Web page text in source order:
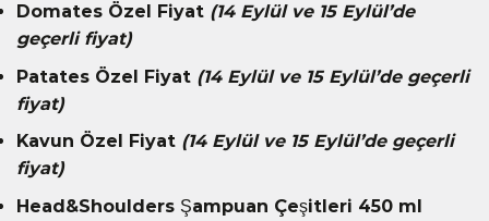
Domates Özel Fiyat (14 Eylül ve 15 Eylül’de
geçerli fiyat)
Patates Özel Fiyat (14 Eylül ve 15 Eylül’de geçerli
fiyat)
Kavun Özel Fiyat (14 Eylül ve 15 Eylül’de geçerli
fiyat)
Head&Shoulders Şampuan Çeşitleri 450 ml